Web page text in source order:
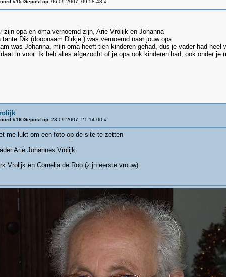
#15 Gepost op:06-09-2007, 09:58:48 »
zijn opa en oma vernoemd zijn, Arie Vrolijk en Johanna
Dik (doopnaam Dirkje ) was vernoemd naar jouw opa.
was Johanna, mijn oma heeft tien kinderen gehad, dus je vader had
in voor. Ik heb alles afgezocht of je opa ook kinderen had, ook onder
#16 Gepost op:23-09-2007, 21:14:00 »
me lukt om een foto op de site te zetten
Arie Johannes Vrolijk
Vrolijk en Cornelia de Roo (zijn eerste vrouw)